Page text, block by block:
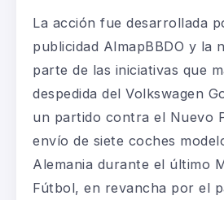
La acción fue desarrollada
publicidad AlmapBBDO y la
parte de las iniciativas que
despedida del Volkswagen
un partido contra el Nuevo
envío de siete coches
Alemania durante el último
Fútbol, en revancha por el